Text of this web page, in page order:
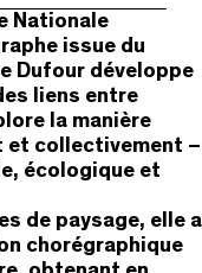
Nationale
issue du
Dufour développe
liens entre
la manière
et collectivement –
écologique et
de paysage, elle a
chorégraphique